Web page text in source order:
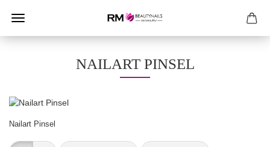
NAILART PINSEL
Nailart Pinsel